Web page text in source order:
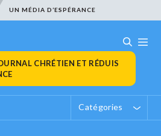
UN MÉDIA D’ESPÉRANCE
CHRÉTIEN ET RÉDUIS
Catégories